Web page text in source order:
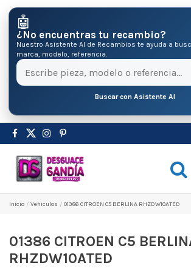
🤖
¿No encuentras tu recambio?
Nuestro Asistente AI de Recambios te ayuda a
marca, modelo, referencia.
Buscar con Asistente AI
Inicio Vehiculos 01386 CITROEN C5 BERLINA RHZDW10ATED
01386 CITROEN C5
RHZDW10ATED